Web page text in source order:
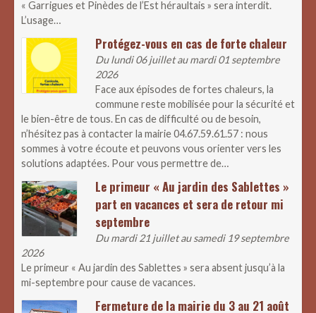
« Garrigues et Pinèdes de l’Est héraultais » sera interdit.
L’usage…
Protégez-vous en cas de forte chaleur
Du lundi 06 juillet au mardi 01 septembre
2026
Face aux épisodes de fortes chaleurs, la
commune reste mobilisée pour la sécurité et
le bien-être de tous. En cas de difficulté ou de besoin,
n’hésitez pas à contacter la mairie 04.67.59.61.57 : nous
sommes à votre écoute et peuvons vous orienter vers les
solutions adaptées. Pour vous permettre de…
Le primeur « Au jardin des Sablettes »
part en vacances et sera de retour mi
septembre
Du mardi 21 juillet au samedi 19 septembre
2026
Le primeur « Au jardin des Sablettes » sera absent jusqu’à la
mi-septembre pour cause de vacances.
Fermeture de la mairie du 3 au 21 août